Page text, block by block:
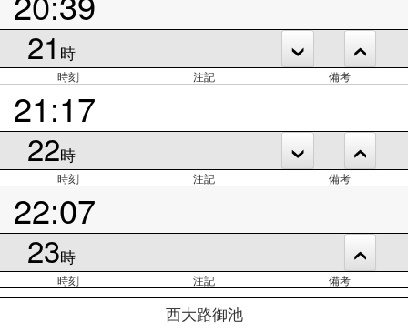
21 時
時刻 注記 備考
21:17
22時
時刻 注記 備考
22:07
23時
時刻 注記 備考
西大路御池